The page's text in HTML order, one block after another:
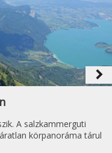
navigate_next
A salzkammerguti
körpanoráma tárul